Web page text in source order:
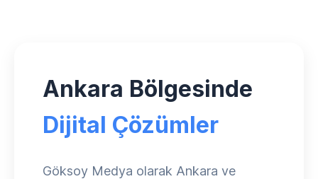
Ankara Bölgesinde
Dijital Çözümler
Göksoy Medya olarak Ankara ve